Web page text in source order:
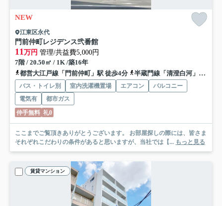
NEW
江東区永代
門前仲町レジデンス弐番館
11万円 管理/共益費5,000円
7階 / 20.50㎡ / 1K /築16年
都営大江戸線「門前仲町」駅 徒歩4分
半蔵門線「清澄白河」駅 徒歩17分
バス・トイレ別 室内洗濯機置場 エアコン
バルコニー
電気有
都市ガス
仲手無料 礼0
ここまでご覧頂きありがとうございます。 お部屋探しの際には、皆さま
それぞれこだわりの条件があると思いますが、当社では【... もっと見る
賃貸マンション